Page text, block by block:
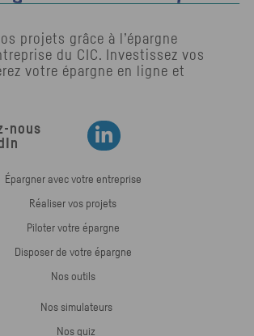
projets grâce à l’épargne
du CIC. Investissez vos
votre épargne en ligne et
nous
Retrouvez-nous sur LinkedIn
Épargner avec votre entreprise
Réaliser vos projets
Piloter votre épargne
Disposer de votre épargne
Nos outils
Nos simulateurs
Nos quiz